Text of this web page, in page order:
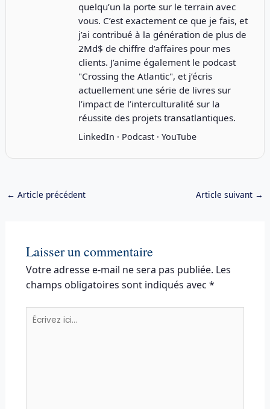
quelqu’un la porte sur le terrain avec
vous. C’est exactement ce que je fais, et
j’ai contribué à la génération de plus de
2Md$ de chiffre d’affaires pour mes
clients. J’anime également le podcast
"Crossing the Atlantic", et j’écris
actuellement une série de livres sur
l’impact de l’interculturalité sur la
réussite des projets transatlantiques.
LinkedIn · Podcast· YouTube
← Article précédent Article suivant →
Laisser un commentaire
Votre adresse e-mail ne sera pas publiée. Les
champs obligatoires sont indiqués avec *
Écrivez